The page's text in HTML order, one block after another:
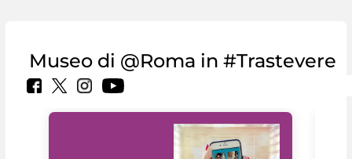
Museo di @Roma in #Trastevere